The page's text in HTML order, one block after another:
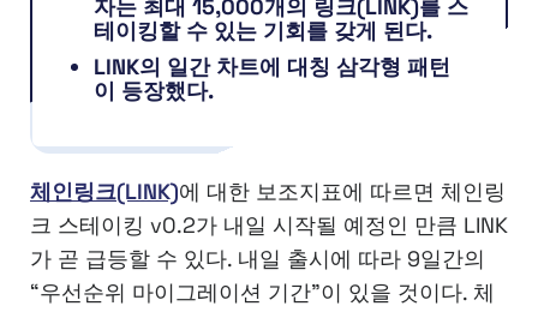
자는 최대 15,000개의 링크(LINK)를 스
테이킹할 수 있는 기회를 갖게 된다.
LINK의 일간 차트에 대칭 삼각형 패턴
이 등장했다.
체인링크(LINK)에 대한 보조지표에 따르면 체인링
크 스테이킹 v0.2가 내일 시작될 예정인 만큼 LINK
가 곧 급등할 수 있다. 내일 출시에 따라 9일간의
“우선순위 마이그레이션 기간”이 있을 것이다. 체